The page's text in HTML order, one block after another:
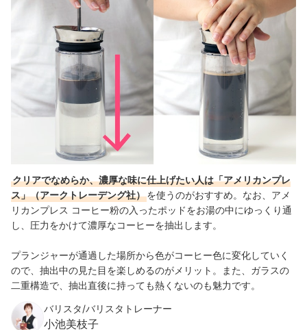
クリアでなめらか、濃厚な味に仕上げたい人は「アメリカンプレ
ス」（アークトレーデング社）を使うのがおすすめ。なお、アメ
リカンプレス コーヒー粉の入ったポッドをお湯の中にゆっくり通
し、圧力をかけて濃厚なコーヒーを抽出します。
プランジャーが通過した場所から色がコーヒー色に変化していく
ので、抽出中の見た目を楽しめるのがメリット。また、ガラスの
二重構造で、抽出直後に持っても熱くないのも魅力です。
バリスタ/バリスタトレーナー
小池美枝子